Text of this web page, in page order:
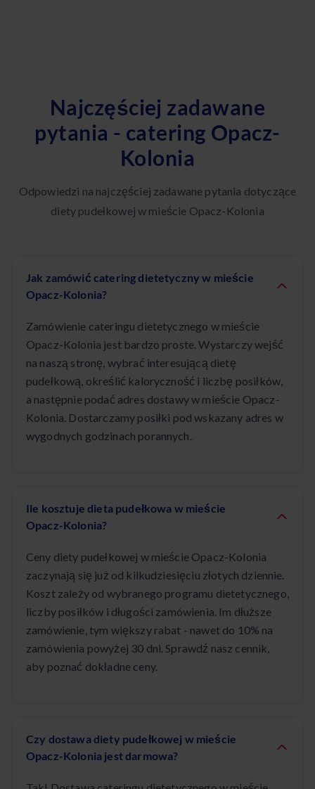
Najczęściej zadawane
pytania - catering Opacz-
Kolonia
Odpowiedzi na najczęściej zadawane pytania dotyczące
diety pudełkowej w mieście Opacz-Kolonia
Jak zamówić catering dietetyczny w mieście
Opacz-Kolonia?
Zamówienie cateringu dietetycznego w mieście
Opacz-Kolonia jest bardzo proste. Wystarczy wejść
na naszą stronę, wybrać interesującą dietę
pudełkową, określić kaloryczność i liczbę posiłków,
a następnie podać adres dostawy w mieście Opacz-
Kolonia. Dostarczamy posiłki pod wskazany adres w
wygodnych godzinach porannych.
Ile kosztuje dieta pudełkowa w mieście
Opacz-Kolonia?
Ceny diety pudełkowej w mieście Opacz-Kolonia
zaczynają się już od kilkudziesięciu złotych dziennie.
Koszt zależy od wybranego programu dietetycznego,
liczby posiłków i długości zamówienia. Im dłuższe
zamówienie, tym większy rabat - nawet do 10% na
zamówienia powyżej 30 dni. Sprawdź nasz cennik,
aby poznać dokładne ceny.
Czy dostawa diety pudełkowej w mieście
Opacz-Kolonia jest darmowa?